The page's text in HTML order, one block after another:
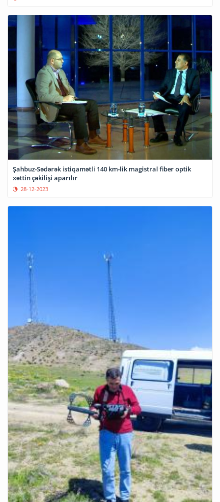
Şahbuz-Sədərək istiqamətli 140 km-lik magistral fiber optik
xəttin çəkilişi aparılır
28-12-2023